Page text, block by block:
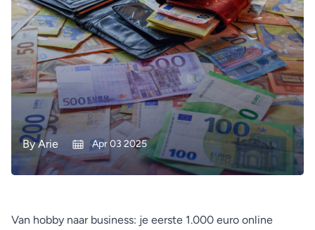
ByArie Apr 03 2025
Van hobby naar business: je eerste 1.000 euro online